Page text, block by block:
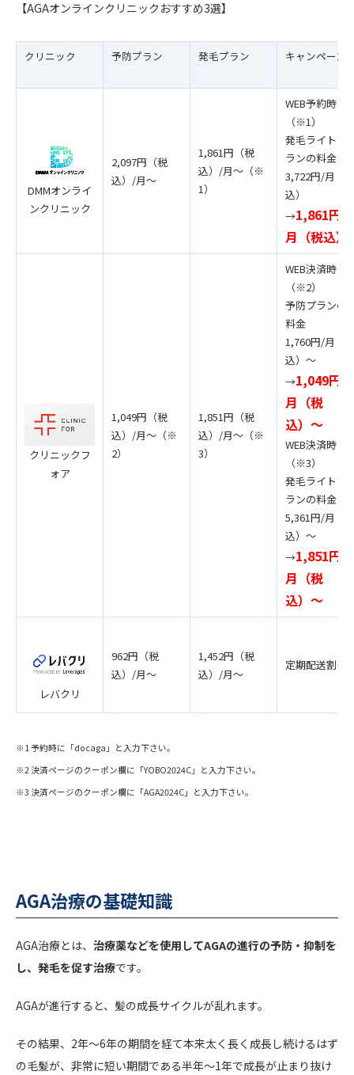
【AGAオンラインクリニックおすすめ3選】
クリニック 予防プラン 発毛プラン キャンペーン
DMMオンライ
ンクリニック
2,097円（税
込）/月〜
1,861円（税
込）/月〜（※
1）
WEB予約時
（※1）
発毛ライトプ
ランの料金
3,722円/月（
込）
→1,861円/
月（税込）
クリニックフ
ォア
1,049円（税
込）/月〜（※
2）
1,851円（税
込）/月〜（※
3）
WEB決済時
（※2）
予防プランの
料金
1,760円/月（
込）〜
→1,049円/
月（税
込）〜
WEB決済時
（※3）
発毛ライトプ
ランの料金
5,361円/月（
込）〜
→1,851円/
月（税
込）〜
レバクリ
962円（税
込）/月〜
1,452円（税
込）/月〜
定期配送割引
※1 予約時に「docaga」と入力下さい。
※2 決済ページのクーポン欄に「YOBO2024C」と入力下さい。
※3 決済ページのクーポン欄に「AGA2024C」と入力下さい。
AGA治療の基礎知識
AGA治療とは、 治療薬などを使用してAGAの進行の予防・抑制を
し、発毛を促す治療です。
AGAが進行すると、髪の成長サイクルが乱れます。
その結果、2年〜6年の期間を経て本来太く長く成長し続けるはず
の毛髪が、非常に短い期間である半年〜1年で成長が止まり抜け